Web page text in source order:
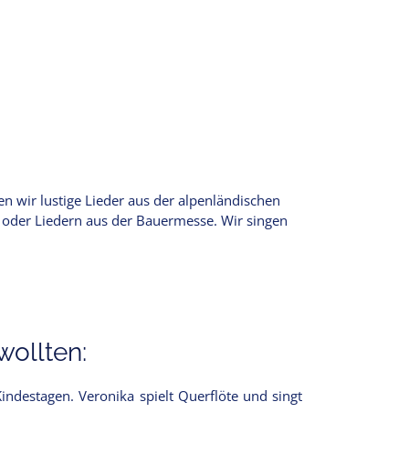
wir lustige Lieder aus der alpenländischen
Liedern aus der Bauermesse. Wir singen
Veronika spielt Querflöte und singt